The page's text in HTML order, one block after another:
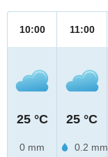
10:00
25 °C
0 mm
11:00
25 °C
0.2 mm